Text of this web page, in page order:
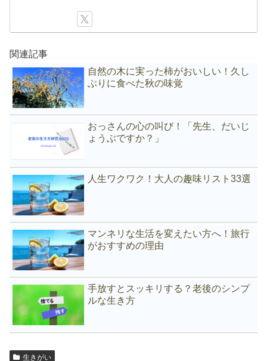
関連記事
自然の木に実った柿がおいしい！久し
ぶりに食べた秋の味覚
おっさんの心の叫び！「先生、だいじ
ょうぶですか？」
人生ワクワク！大人の趣味リスト33選
マンネリな生活を変えたい方へ！旅行
がおすすめの理由
手放すとスッキリする？老後のシンプ
ルな生き方
生きがい